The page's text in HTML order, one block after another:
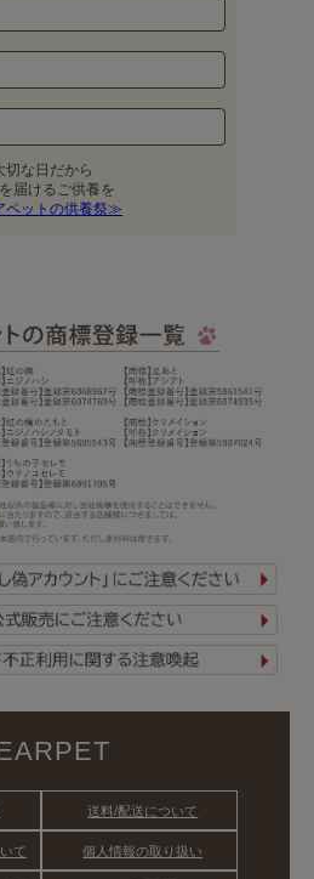
送料/配送について
て 個人情報の取り扱い